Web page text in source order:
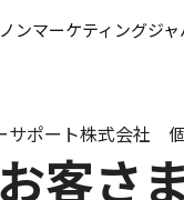
ンマーケティングジ
客さ
サポート株式会社